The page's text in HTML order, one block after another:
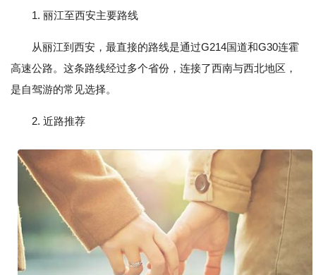
1. 丽江至西安主要路线
从丽江到西安，最直接的路线是通过G214国道和G30连霍
高速公路。这条路线经过多个省份，连接了西南与西北地区，
是自驾游的常见选择。
2. 近路推荐